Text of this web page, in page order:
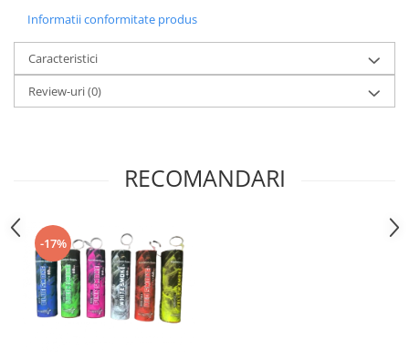
Informatii conformitate produs
Caracteristici
Review-uri(0)
RECOMANDARI
-17%